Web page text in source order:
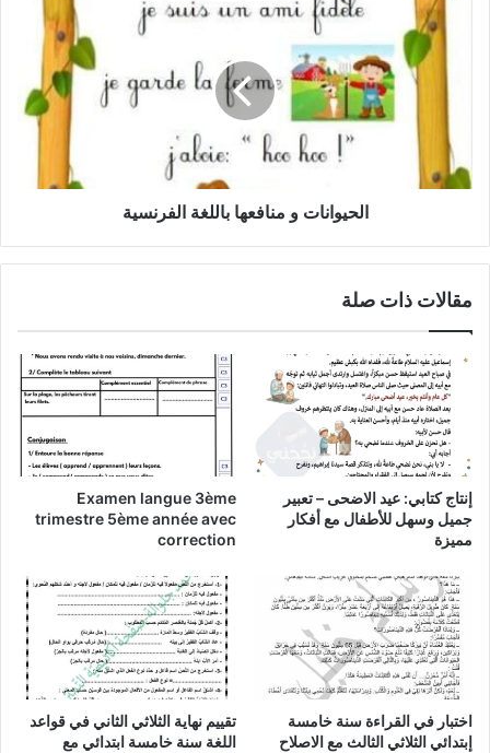
منافعها
باللغة
الحيوانات و منافعها باللغة الفرنسية
مقالات ذات صلة
إنتاج كتابي: عيد الاضحى – تعبير
جميل وسهل للأطفال مع أفكار
مميزة
Examen langue 3ème
trimestre 5ème année avec
correction
اختبار في القراءة سنة خامسة
إبتدائي الثلاثي الثالث مع الاصلاح
تقييم نهاية الثلاثي الثاني في قواعد
اللغة سنة خامسة ابتدائي مع